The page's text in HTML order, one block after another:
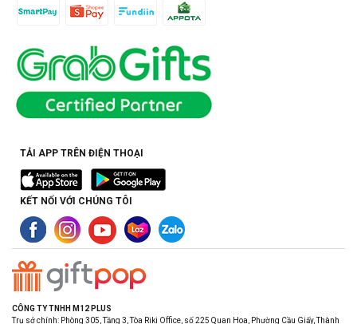
TẢI APP TRÊN ĐIỆN THOẠI
KẾT NỐI VỚI CHÚNG TÔI
CÔNG TY TNHH M12 PLUS
Trụ sở chính: Phòng 305, Tầng 3, Tòa Riki Office, số 225 Quan Hoa, Phường Cầu Giấy, Thành